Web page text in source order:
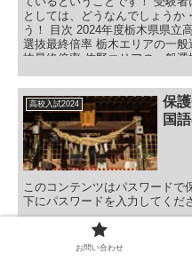
芳星高等学校 烏山高等学校 高
木県東部エリアの専門系高校
岡工業高等学校 2024年度栃木
とめ
としては、どうなんでしょうか
う！ 目次 2024年度栃木県県立
選抜最終倍率 栃木エリアの一
抜最終倍率 佐野エリアの一般
須、黒磯、矢板の一般選抜最終
合格倍率ダイジェスト！まとめ
倍率
高校入試2024
保
国
このコンテンツはパスワードで
下にパスワードを入力してくだ
保
お問い合わせ